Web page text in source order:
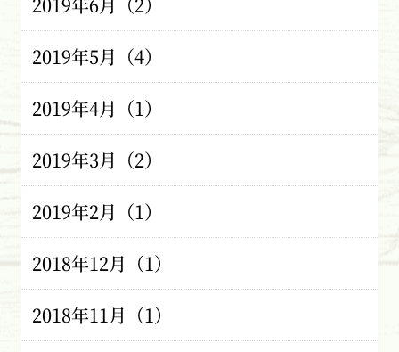
2019年5月（4）
2019年4月（1）
2019年3月（2）
2019年2月（1）
2018年12月（1）
2018年11月（1）